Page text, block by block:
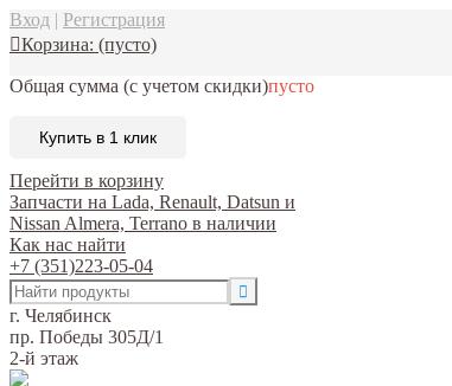
Вход | Регистрация
Корзина: (пусто)
Общая сумма (с учетом скидки)пусто
Купить в 1 клик
Перейти в корзину
Запчасти на Lada, Renault, Datsun и
Nissan Almera, Terrano в наличии
Как нас найти
+7 (351)223-05-04
г. Челябинск
пр. Победы 305Д/1
2-й этаж